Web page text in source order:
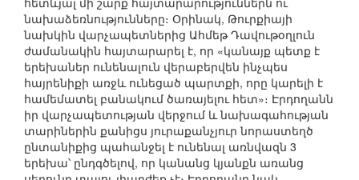
նախաձեռնությունները։ Օրինակ, Թուրքիայի
նախկին վարչապետներից Ահմեթ Դավութօղլուն
ժամանակին հայտարարել է, որ «կանայք պետք է
երեխաներ ունենալուն վերաբերվեն ինչպես
հայրենիքի առջև ունեցած պարտքի, որը կարելի է
համեմատել բանակում ծառայելու հետ»։ Էրդողանն
իր վարչապետության վերջում և նախագահության
տարիներին քանիցս յուրաքանչյուր նորաստեղծ
ընտանիքից պահանջել է ունենալ առնվազն 3
երեխա՝ ընդգծելով, որ կանանց կյանքն առանց